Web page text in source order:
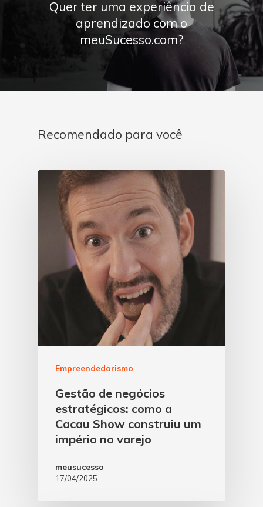
Quer ter uma experiência de
aprendizado com o
meuSucesso.com?
Recomendado para você
Empreendedorismo
Gestão de negócios
estratégicos: como a
Cacau Show construiu um
império no varejo
meusucesso
17/04/2025